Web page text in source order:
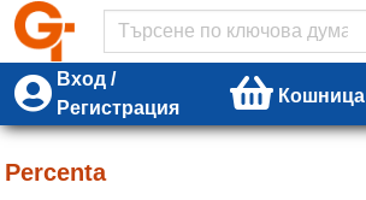
Вход /
Регистрация
Кошница
Percenta